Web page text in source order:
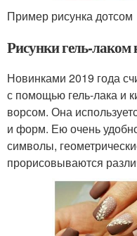
Пример рисунка дотсом
Рисунки гель-
Новинками 2019 года
с помощью гель-лака и
ворсом. Она
и форм. Ею очень
символы,
прорисовываются